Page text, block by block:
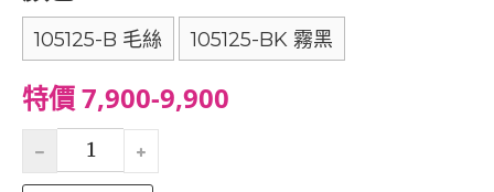
105125-B 毛絲 105125-BK 霧黑
特價 7,900-9,900